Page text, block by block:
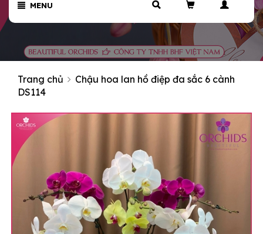
MENU
Trang chủ
Chậu hoa lan hồ điệp đa sắc 6 cành
DS114